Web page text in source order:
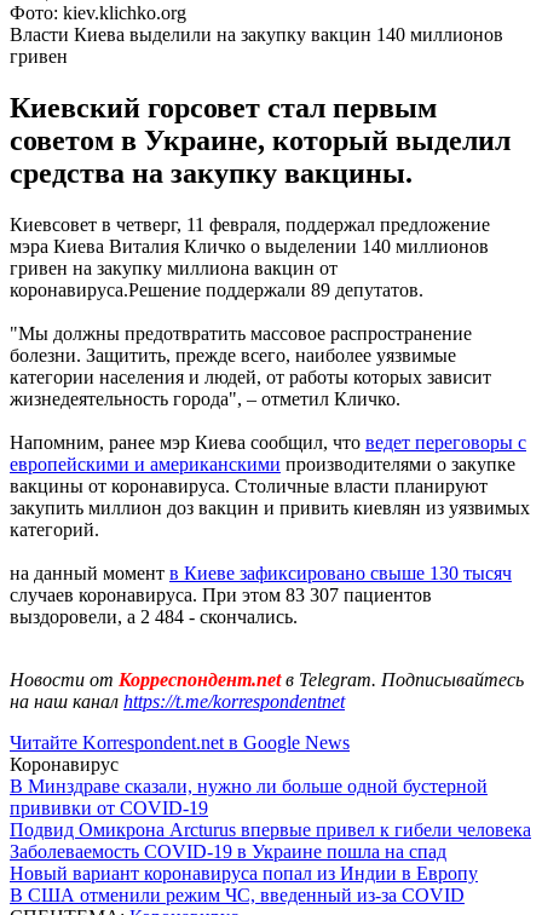
Фото: kiev.klichko.org
Власти Киева выделили на закупку вакцин 140 миллионов
гривен
Киевский горсовет стал первым
советом в Украине, который выделил
средства на закупку вакцины.
Киевсовет в четверг, 11 февраля, поддержал предложение
мэра Киева Виталия Кличко о выделении 140 миллионов
гривен на закупку миллиона вакцин от
коронавируса.Решение поддержали 89 депутатов.
"Мы должны предотвратить массовое распространение
болезни. Защитить, прежде всего, наиболее уязвимые
категории населения и людей, от работы которых зависит
жизнедеятельность города", – отметил Кличко.
Напомним, ранее мэр Киева сообщил, что ведет переговоры с
европейскими и американскими производителями о закупке
вакцины от коронавируса. Столичные власти планируют
закупить миллион доз вакцин и привить киевлян из уязвимых
категорий.
на данный момент в Киеве зафиксировано свыше 130 тысяч
случаев коронавируса. При этом 83 307 пациентов
выздоровели, а 2 484 - скончались.
Новости от Корреспондент.netв Telegram. Подписывайтесь
на наш канал https://t.me/korrespondentnet
Читайте Korrespondent.net в Google News
Коронавирус
В Минздраве сказали, нужно ли больше одной бустерной
прививки от COVID-19
Подвид Омикрона Arcturus впервые привел к гибели человека
Заболеваемость COVID-19 в Украине пошла на спад
Новый вариант коронавируса попал из Индии в Европу
В США отменили режим ЧС, введенный из-за COVID